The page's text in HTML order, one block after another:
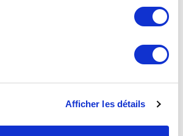
Afficher les détails